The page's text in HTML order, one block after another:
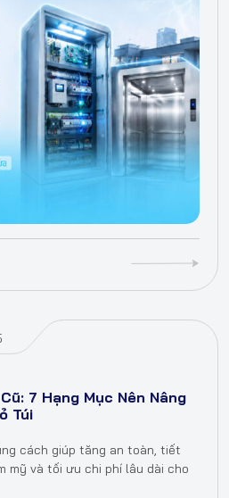
7 Hạng Mục Nên Nâng
Túi
cách giúp tăng an toàn, tiết
mỹ và tối ưu chi phí lâu dài cho